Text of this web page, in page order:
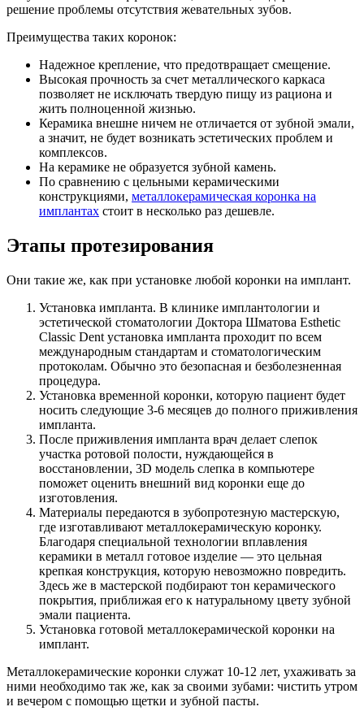
решение проблемы отсутствия жевательных зубов.
Преимущества таких коронок:
Надежное крепление, что предотвращает смещение.
Высокая прочность за счет металлического каркаса
позволяет не исключать твердую пищу из рациона и
жить полноценной жизнью.
Керамика внешне ничем не отличается от зубной эмали,
а значит, не будет возникать эстетических проблем и
комплексов.
На керамике не образуется зубной камень.
По сравнению с цельными керамическими
конструкциями, металлокерамическая коронка на
имплантах стоит в несколько раз дешевле.
Этапы протезирования
Они такие же, как при установке любой коронки на имплант.
Установка импланта. В клинике имплантологии и
эстетической стоматологии Доктора Шматова Esthetic
Classic Dent установка импланта проходит по всем
международным стандартам и стоматологическим
протоколам. Обычно это безопасная и безболезненная
процедура.
Установка временной коронки, которую пациент будет
носить следующие 3-6 месяцев до полного приживления
импланта.
После приживления импланта врач делает слепок
участка ротовой полости, нуждающейся в
восстановлении, 3D модель слепка в компьютере
поможет оценить внешний вид коронки еще до
изготовления.
Материалы передаются в зубопротезную мастерскую,
где изготавливают металлокерамическую коронку.
Благодаря специальной технологии вплавления
керамики в металл готовое изделие — это цельная
крепкая конструкция, которую невозможно повредить.
Здесь же в мастерской подбирают тон керамического
покрытия, приближая его к натуральному цвету зубной
эмали пациента.
Установка готовой металлокерамической коронки на
имплант.
Металлокерамические коронки служат 10-12 лет, ухаживать за
ними необходимо так же, как за своими зубами: чистить утром
и вечером с помощью щетки и зубной пасты.